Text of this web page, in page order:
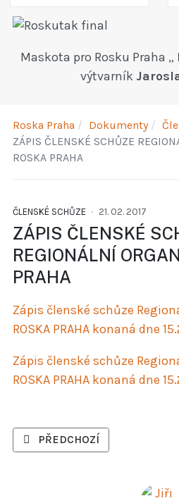
Maskota pro Rosku Praha „
výtvarník
Roska Praha Dokumenty
ZÁPIS ČLENSKÉ SCHŮZE
ROSKA PRAHA
ČLENSKÉ SCHŮZE 21. 02. 2017
ZÁPIS ČLENSKÉ
REGIONÁLNÍ
PRAHA
Zápis členské schůze
ROSKA PRAHA konaná dne
Zápis členské schůze
ROSKA PRAHA konaná dne
PŘEDCHOZÍ ČLÁNEK:
PŘEDCHOZÍ